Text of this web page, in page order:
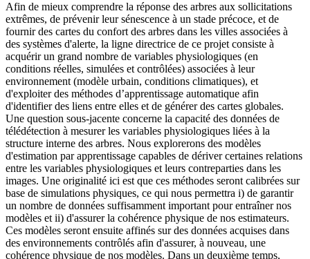
Afin de mieux comprendre la réponse des arbres aux sollicitations
extrêmes, de prévenir leur sénescence à un stade précoce, et de
fournir des cartes du confort des arbres dans les villes associées à
des systèmes d'alerte, la ligne directrice de ce projet consiste à
acquérir un grand nombre de variables physiologiques (en
conditions réelles, simulées et contrôlées) associées à leur
environnement (modèle urbain, conditions climatiques), et
d'exploiter des méthodes d’apprentissage automatique afin
d'identifier des liens entre elles et de générer des cartes globales.
Une question sous-jacente concerne la capacité des données de
télédétection à mesurer les variables physiologiques liées à la
structure interne des arbres. Nous explorerons des modèles
d'estimation par apprentissage capables de dériver certaines relations
entre les variables physiologiques et leurs contreparties dans les
images. Une originalité ici est que ces méthodes seront calibrées sur
base de simulations physiques, ce qui nous permettra i) de garantir
un nombre de données suffisamment important pour entraîner nos
modèles et ii) d'assurer la cohérence physique de nos estimateurs.
Ces modèles seront ensuite affinés sur des données acquises dans
des environnements contrôlés afin d'assurer, à nouveau, une
cohérence physique de nos modèles. Dans un deuxième temps,